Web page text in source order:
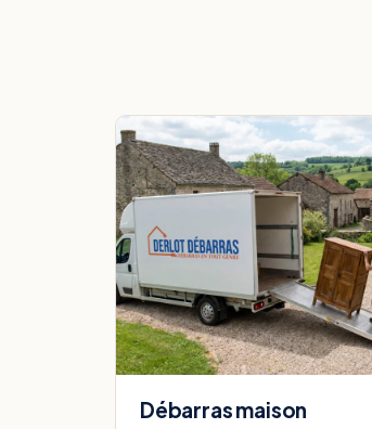
Débarras maison